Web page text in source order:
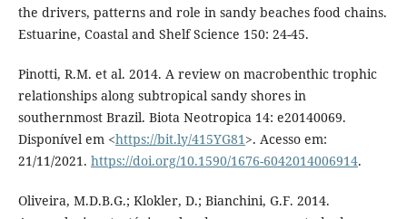
the drivers, patterns and role in sandy beaches food chains.
Estuarine, Coastal and Shelf Science 150: 24-45.
Pinotti, R.M. et al. 2014. A review on macrobenthic trophic
relationships along subtropical sandy shores in
southernmost Brazil. Biota Neotropica 14: e20140069.
Disponível em <https://bit.ly/415YG81>. Acesso em:
21/11/2021. https://doi.org/10.1590/1676-6042014006914.
Oliveira, M.D.B.G.; Klokler, D.; Bianchini, G.F. 2014.